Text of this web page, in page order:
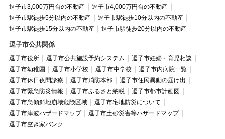
逗子市3,000万円台の不動産
逗子市4,000万円台の不動産
逗子市駅徒歩5分以内の不動産
逗子市駅徒歩10分以内の不動産
逗子市駅徒歩15分以内の不動産
逗子市駅徒歩20分以内の不動産
逗子市公共関係
逗子市役所 逗子市公共施設予約システム
逗子市妊婦・育児相談
逗子市幼稚園
逗子市小学校 逗子市中学校
逗子市内病院一覧
逗子市休日夜間診療
逗子市消防本部
逗子市住民異動の届け出
逗子市緊急防災情報
逗子市ふるさと納税
逗子市都市計画図
逗子市急傾斜地崩壊危険区域
逗子市宅地防災について
逗子市津波ハザードマップ
逗子市土砂災害等ハザードマップ
逗子市空き家バンク